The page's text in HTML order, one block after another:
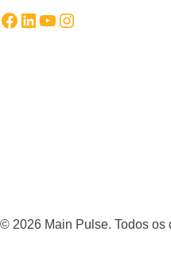
Facebook
LinkedIn
YouTube
Instagram
© 2026 Main Pulse. Todos os